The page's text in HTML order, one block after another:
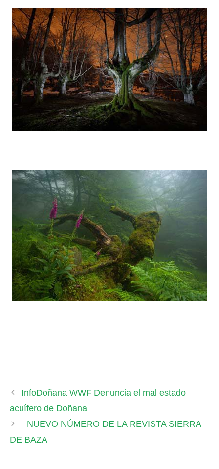
InfoDoñana WWF Denuncia el mal estado
acuífero de Doñana
NUEVO NÚMERO DE LA REVISTA SIERRA
DE BAZA